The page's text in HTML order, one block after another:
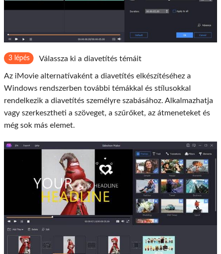
3 lépés Válassza ki a diavetítés témáit
Az iMovie alternatívaként a diavetítés elkészítéséhez a
Windows rendszerben további témákkal és stílusokkal
rendelkezik a diavetítés személyre szabásához. Alkalmazhatja
vagy szerkesztheti a szöveget, a szűrőket, az átmeneteket és
még sok más elemet.